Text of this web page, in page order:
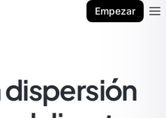
Empezar
dispersión